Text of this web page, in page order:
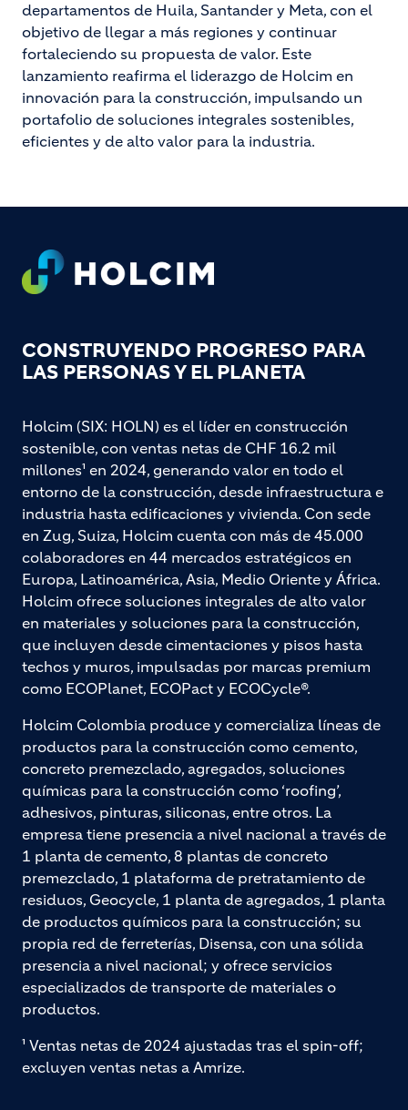
departamentos de Huila, Santander y Meta, con el
objetivo de llegar a más regiones y continuar
fortaleciendo su propuesta de valor. Este
lanzamiento reafirma el liderazgo de Holcim en
innovación para la construcción, impulsando un
portafolio de soluciones integrales sostenibles,
eficientes y de alto valor para la industria.
Footer
CONSTRUYENDO PROGRESO PARA
LAS PERSONAS Y EL PLANETA
Holcim (SIX: HOLN) es el líder en construcción
sostenible, con ventas netas de CHF 16.2 mil
millones¹ en 2024, generando valor en todo el
entorno de la construcción, desde infraestructura e
industria hasta edificaciones y vivienda. Con sede
en Zug, Suiza, Holcim cuenta con más de 45.000
colaboradores en 44 mercados estratégicos en
Europa, Latinoamérica, Asia, Medio Oriente y África.
Holcim ofrece soluciones integrales de alto valor
en materiales y soluciones para la construcción,
que incluyen desde cimentaciones y pisos hasta
techos y muros, impulsadas por marcas premium
como ECOPlanet, ECOPact y ECOCycle®.
Holcim Colombia produce y comercializa líneas de
productos para la construcción como cemento,
concreto premezclado, agregados, soluciones
químicas para la construcción como ‘roofing’,
adhesivos, pinturas, siliconas, entre otros. La
empresa tiene presencia a nivel nacional a través de
1 planta de cemento, 8 plantas de concreto
premezclado, 1 plataforma de pretratamiento de
residuos, Geocycle, 1 planta de agregados, 1 planta
de productos químicos para la construcción; su
propia red de ferreterías, Disensa, con una sólida
presencia a nivel nacional; y ofrece servicios
especializados de transporte de materiales o
productos.
¹ Ventas netas de 2024 ajustadas tras el spin-off;
excluyen ventas netas a Amrize.